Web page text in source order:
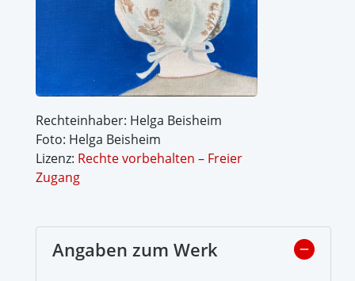
Rechteinhaber: Helga Beisheim
Foto: Helga Beisheim
Lizenz: Rechte vorbehalten – Freier
Zugang
Angaben zum Werk